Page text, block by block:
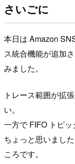
さいごに
本日は Amazon
ス統合機能が追加
みました。
トレース範囲が拡
い。
一方で FIFO トピ
ちょっと思いまし
ころです。